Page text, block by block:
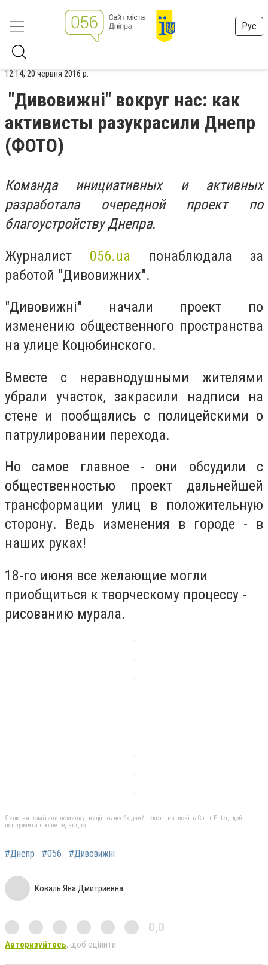
Рус
12:14, 20 червня 2016 р.
"Дивовижні" вокруг нас: как
активисты разукрасили Днепр
(ФОТО)
Команда инициативных и активных
разработала очередной проект по
благоустройству Днепра.
Журналист 056.ua понаблюдала за
работой "Дивовижних".
"Дивовижні" начали проект по
изменению общественного пространства
на улице Коцюбинского.
Вместе с неравнодушными жителями
убрали участок, закрасили надписи на
стене и пообщались с полицейскими о
патрулировании перехода.
Но самое главное - они обсудили с
общественностью проект дальнейшей
трансформации улиц в положительную
сторону. Ведь изменения в городе - в
наших руках!
18-го июня все желающие могли
приобщиться к творческому процессу -
рисованию мурала.
Якщо ви помітили помилку, виділіть необхідний текст і натисніть Ctrl + Enter, щоб
повідомити про це редакцію
#Днепр #056 #Дивовижні
Коваль Яна Дмитриевна
0,0
Авторизуйтесь, щоб оцінити